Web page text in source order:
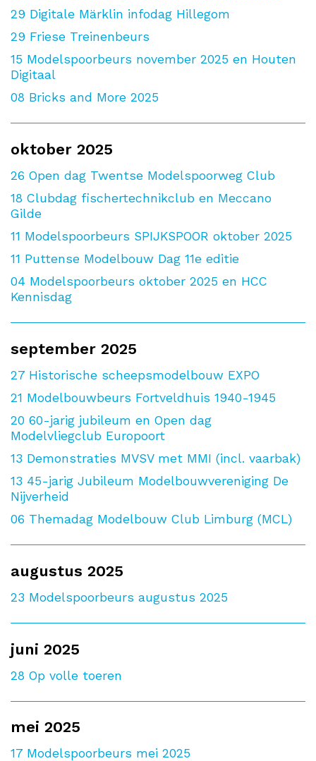
29 Digitale Märklin infodag Hillegom
29 Friese Treinenbeurs
15 Modelspoorbeurs november 2025 en Houten
Digitaal
08 Bricks and More 2025
oktober 2025
26 Open dag Twentse Modelspoorweg Club
18 Clubdag fischertechnikclub en Meccano
Gilde
11 Modelspoorbeurs SPIJKSPOOR oktober 2025
11 Puttense Modelbouw Dag 11e editie
04 Modelspoorbeurs oktober 2025 en HCC
Kennisdag
september 2025
27 Historische scheepsmodelbouw EXPO
21 Modelbouwbeurs Fortveldhuis 1940-1945
20 60-jarig jubileum en Open dag
Modelvliegclub Europoort
13 Demonstraties MVSV met MMI (incl. vaarbak)
13 45-jarig Jubileum Modelbouwvereniging De
Nijverheid
06 Themadag Modelbouw Club Limburg (MCL)
augustus 2025
23 Modelspoorbeurs augustus 2025
juni 2025
28 Op volle toeren
mei 2025
17 Modelspoorbeurs mei 2025